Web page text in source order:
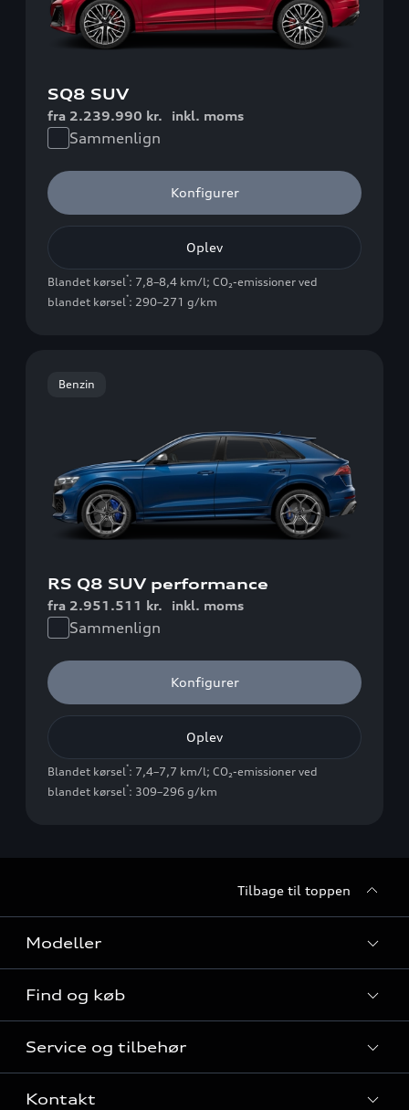
SQ8 SUV
fra 2.239.990 kr. inkl. moms
Sammenlign
Konfigurer
Oplev
Blandet kørsel*: 7,8–8,4 km/l; CO₂-emissioner ved
blandet kørsel*: 290–271 g/km
Benzin
RS Q8 SUV performance
fra 2.951.511 kr. inkl. moms
Sammenlign
Konfigurer
Oplev
Blandet kørsel*: 7,4–7,7 km/l; CO₂-emissioner ved
blandet kørsel*: 309–296 g/km
Tilbage til toppen
Modeller
Audi plug-in hybridmodeller
Find og køb
Service og tilbehør
Kontakt